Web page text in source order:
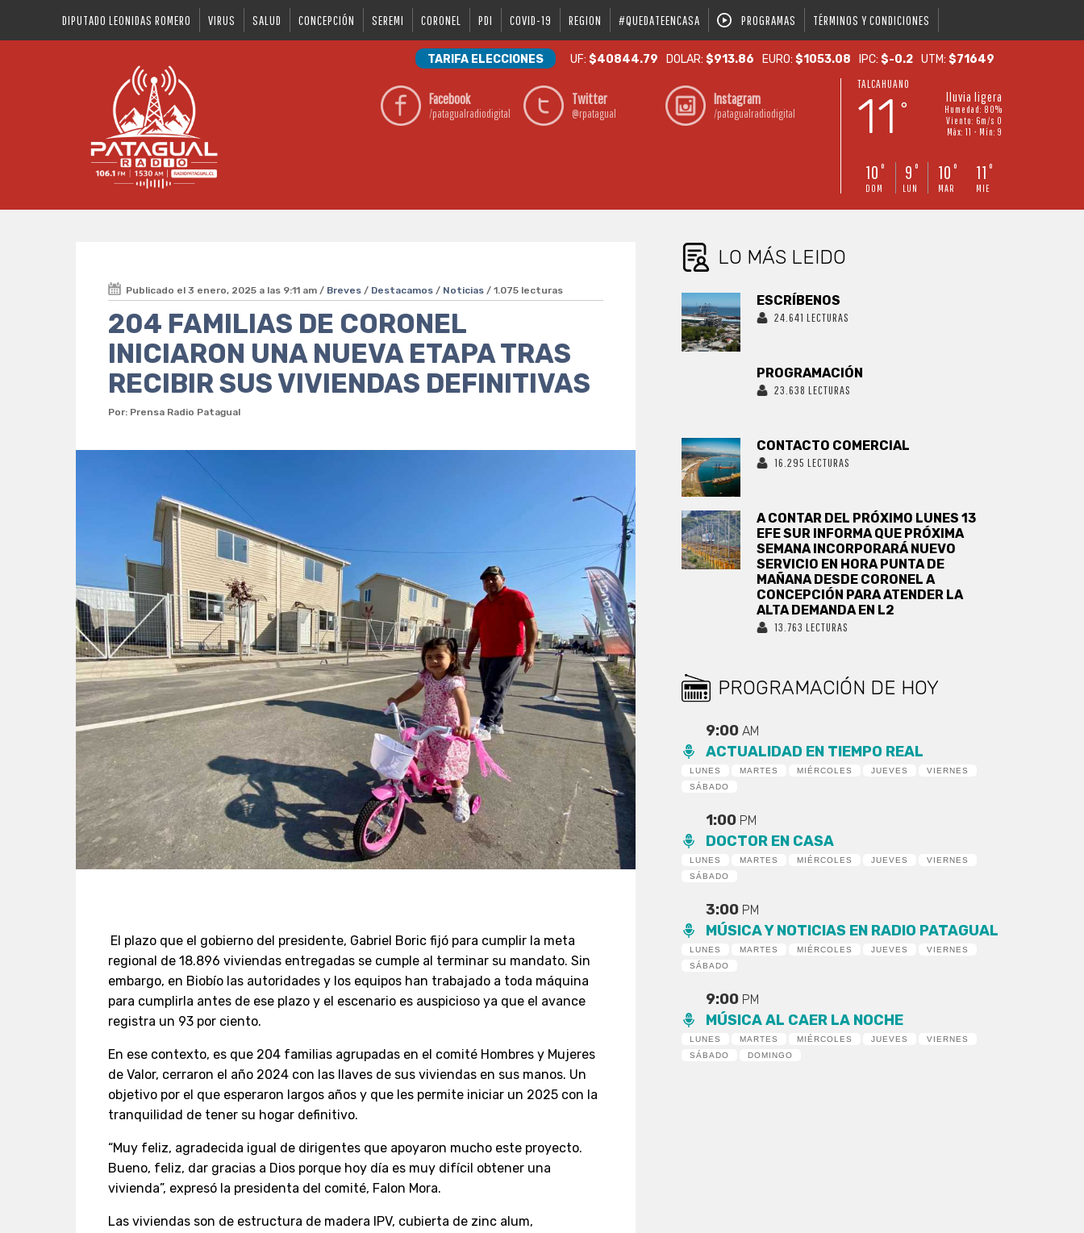
DIPUTADO LEONIDAS ROMERO VIRUS SALUD CONCEPCIÓN SEREMI CORONEL PDI COVID-19 REGION #QUEDATEENCASA PROGRAMAS TÉRMINOS Y CONDICIONES
TARIFA ELECCIONES UF:$40844.79 DOLAR:$913.86 EURO:$1053.08 IPC:$-0.2 UTM:$71649
Facebook
/patagualradiodigital
Twitter
@rpatagual
Instagram
/patagualradiodigital
TALCAHUANO
11 °
lluvia ligera
Humedad: 80%
Viento: 6m/s O
Máx: 11 • Mín: 9
10 °
DOM
9 °
LUN
10 °
MAR
11 °
MIE
Publicado el 3 enero, 2025 a las 9:11 am / Breves / Destacamos / Noticias / 1.075 lecturas
204 FAMILIAS DE CORONEL
INICIARON UNA NUEVA ETAPA TRAS
RECIBIR SUS VIVIENDAS DEFINITIVAS
Por: Prensa Radio Patagual
El plazo que el gobierno del presidente, Gabriel Boric fijó para cumplir la meta
regional de 18.896 viviendas entregadas se cumple al terminar su mandato. Sin
embargo, en Biobío las autoridades y los equipos han trabajado a toda máquina
para cumplirla antes de ese plazo y el escenario es auspicioso ya que el avance
registra un 93 por ciento.
En ese contexto, es que 204 familias agrupadas en el comité Hombres y Mujeres
de Valor, cerraron el año 2024 con las llaves de sus viviendas en sus manos. Un
objetivo por el que esperaron largos años y que les permite iniciar un 2025 con la
tranquilidad de tener su hogar definitivo.
“Muy feliz, agradecida igual de dirigentes que apoyaron mucho este proyecto.
Bueno, feliz, dar gracias a Dios porque hoy día es muy difícil obtener una
vivienda”, expresó la presidenta del comité, Falon Mora.
Las viviendas son de estructura de madera IPV, cubierta de zinc alum,
LO MÁS LEIDO
ESCRÍBENOS
24.641 LECTURAS
PROGRAMACIÓN
23.638 LECTURAS
CONTACTO COMERCIAL
16.295 LECTURAS
A CONTAR DEL PRÓXIMO LUNES 13
EFE SUR INFORMA QUE PRÓXIMA
SEMANA INCORPORARÁ NUEVO
SERVICIO EN HORA PUNTA DE
MAÑANA DESDE CORONEL A
CONCEPCIÓN PARA ATENDER LA
ALTA DEMANDA EN L2
13.763 LECTURAS
PROGRAMACIÓN DE HOY
9:00AM
ACTUALIDAD EN TIEMPO REAL
LUNES MARTES MIÉRCOLES JUEVES
VIERNES
SÁBADO
1:00 PM
DOCTOR EN CASA
LUNES MARTES MIÉRCOLES JUEVES
VIERNES
SÁBADO
3:00 PM
MÚSICA Y NOTICIAS EN RADIO PATAGUAL
LUNES MARTES MIÉRCOLES JUEVES
VIERNES
SÁBADO
9:00 PM
MÚSICA AL CAER LA NOCHE
LUNES MARTES MIÉRCOLES JUEVES
VIERNES
SÁBADO
DOMINGO